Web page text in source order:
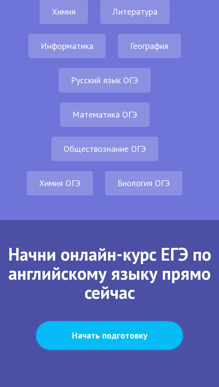
Химия Литература
Информатика География
Русский язык ОГЭ
Математика ОГЭ
Обществознание ОГЭ
Химия ОГЭ Биология ОГЭ
Начни онлайн-курс ЕГЭ по
английскому языку прямо
сейчас
Начать подготовку